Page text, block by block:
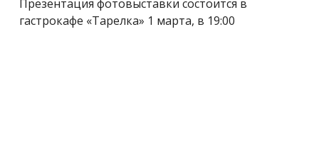
Презентация фотовыставки состоится в
гастрокафе «Тарелка» 1 марта, в 19:00